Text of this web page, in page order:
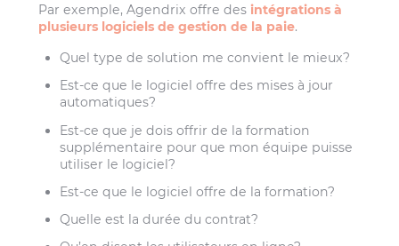
Par exemple, Agendrix offre des intégrations à
plusieurs logiciels de gestion de la paie.
Quel type de solution me convient le mieux?
Est-ce que le logiciel offre des mises à jour
automatiques?
Est-ce que je dois offrir de la formation
supplémentaire pour que mon équipe puisse
utiliser le logiciel?
Est-ce que le logiciel offre de la formation?
Quelle est la durée du contrat?